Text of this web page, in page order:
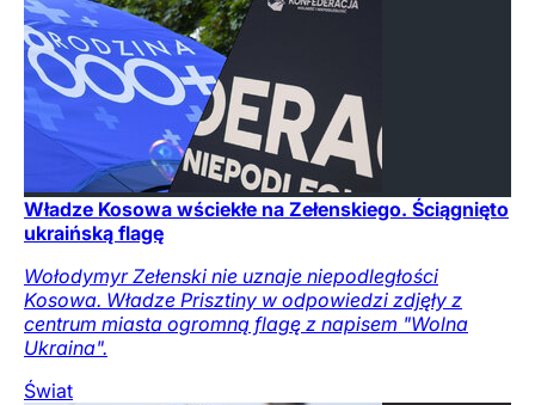
Władze Kosowa wściekłe na Zełenskiego. Ściągnięto
ukraińską flagę
Wołodymyr Zełenski nie uznaje niepodległości
Kosowa. Władze Prisztiny w odpowiedzi zdjęły z
centrum miasta ogromną flagę z napisem "Wolna
Ukraina".
Świat